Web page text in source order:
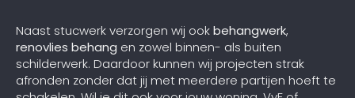
Naast stucwerk verzorgen wij ookbehangwerk,
renovlies behang en zowel binnen- als buiten
schilderwerk. Daardoor kunnen wij projecten strak
afronden zonder dat jij met meerdere partijen hoeft te